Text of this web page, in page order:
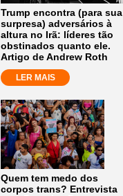
Trump encontra (para sua
surpresa) adversários à
altura no Irã: líderes tão
obstinados quanto ele.
Artigo de Andrew Roth
LER MAIS
Quem tem medo dos
corpos trans? Entrevista